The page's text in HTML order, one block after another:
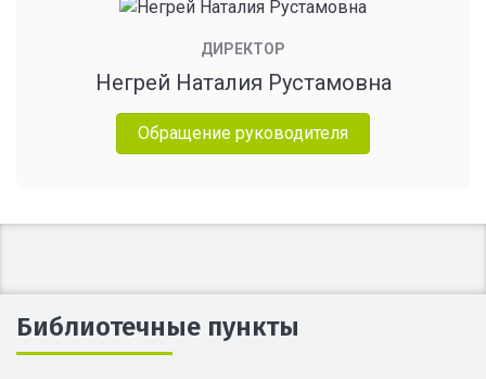
ДИРЕКТОР
Негрей Наталия Рустамовна
Обращение руководителя
Библиотечные пункты